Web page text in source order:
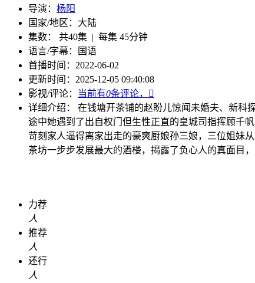
导演： 杨阳
国家/地区： 大陆
集数：
共40集 | 每集 45分钟
语言/字幕：
国语
首播时间： 2022-06-02
更新时间： 2025-12-05 09:40:08
影视/评论：
当前有0条评论，

详细介绍：
在钱塘开茶铺的赵盼儿惊闻未婚夫、新科
途中她遇到了出自权门但生性正直的皇城司指挥顾千
苛刻家人逼得离家出走的豪爽厨娘孙三娘，三位姐妹
茶坊一步步发展最大的酒楼，揭露了负心人的真面目
力荐
人
推荐
人
还行
人